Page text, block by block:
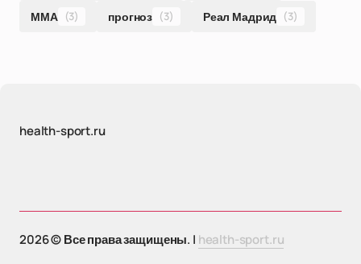
ММА (3) прогноз (3) Реал Мадрид (3)
health-sport.ru
2026 © Все права защищены. | health-sport.ru